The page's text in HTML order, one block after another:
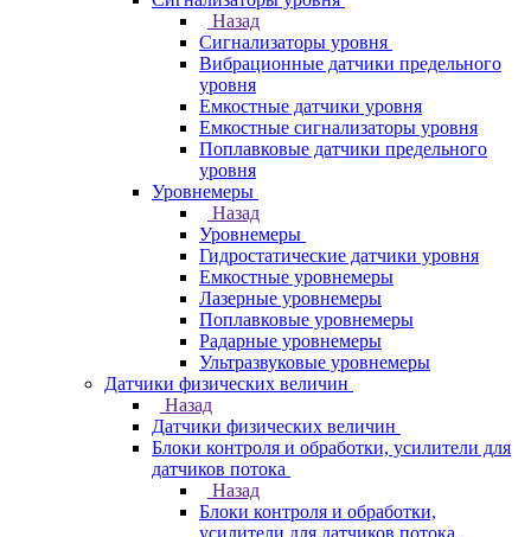
Назад
Сигнализаторы уровня
Вибрационные датчики предельного
уровня
Емкостные датчики уровня
Емкостные сигнализаторы уровня
Поплавковые датчики предельного
уровня
Уровнемеры
Назад
Уровнемеры
Гидростатические датчики уровня
Емкостные уровнемеры
Лазерные уровнемеры
Поплавковые уровнемеры
Радарные уровнемеры
Ультразвуковые уровнемеры
Датчики физических величин
Назад
Датчики физических величин
Блоки контроля и обработки, усилители для
датчиков потока
Назад
Блоки контроля и обработки,